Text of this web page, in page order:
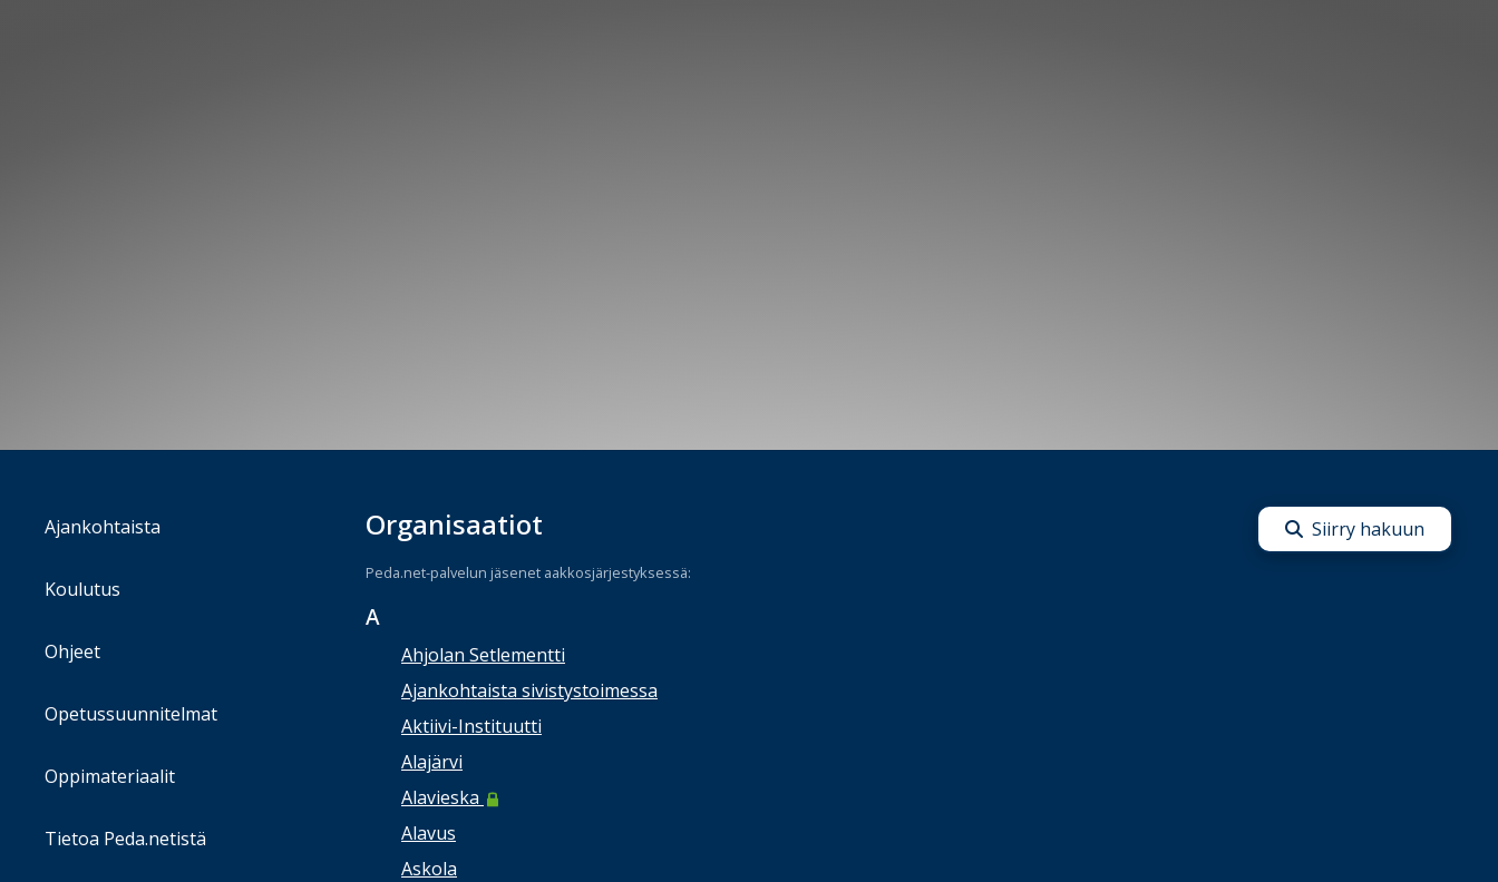
Siirry hakuun
Organisaatiot
Peda.net-palvelun jäsenet aakkosjärjestyksessä:
A
Ahjolan Setlementti
Ajankohtaista sivistystoimessa
Aktiivi-Instituutti
Alajärvi
Alavieska
Alavus
Askola
Ajankohtaista
Koulutus
Ohjeet
Opetussuunnitelmat
Oppimateriaalit
Tietoa Peda.netistä